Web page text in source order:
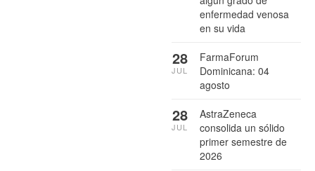
enfermedad venosa
en su vida
FarmaForum
Dominicana: 04
agosto
28
JUL
AstraZeneca
consolida un sólido
primer semestre de
2026
28
JUL